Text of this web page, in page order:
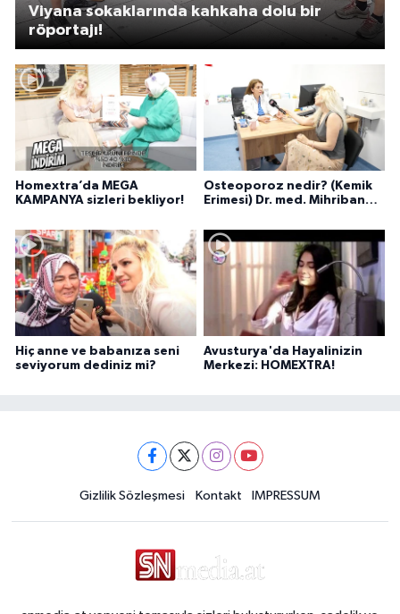
Homextra’da MEGA
KAMPANYA sizleri bekliyor!
Osteoporoz nedir? (Kemik
Erimesi) Dr. med. Mihriban
Viyana sokaklarında kahkaha dolu bir
röportajı!
Hiç anne ve babanıza seni
seviyorum dediniz mi?
Avusturya'da Hayalinizin
Merkezi: HOMEXTRA!
Gizlilik Sözleşmesi Kontakt IMPRESSUM